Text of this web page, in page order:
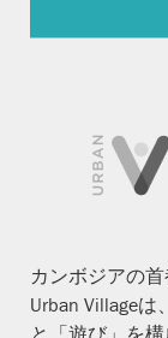
カンボジアの
Urban Villageは
と「遊び」を